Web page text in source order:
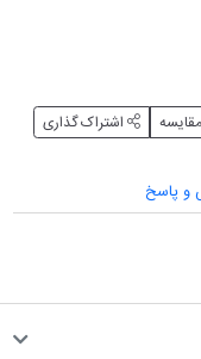
اشتراک گذاری
پاسخ